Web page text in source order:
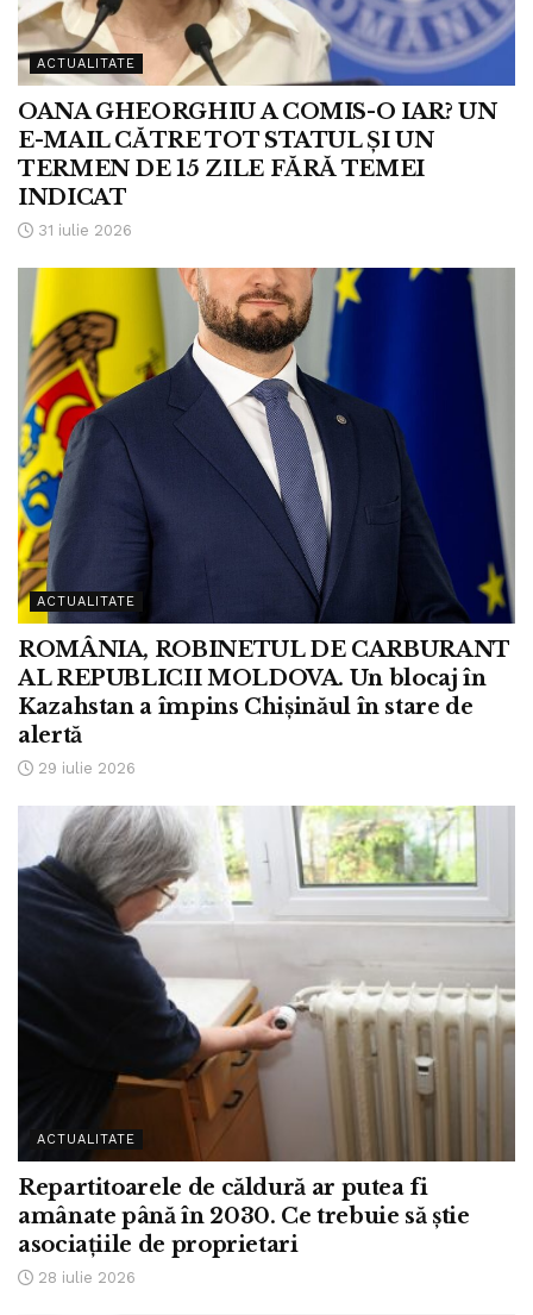
ACTUALITATE
OANA GHEORGHIU A COMIS-O IAR? UN
E-MAIL CĂTRE TOT STATUL ȘI UN
TERMEN DE 15 ZILE FĂRĂ TEMEI
INDICAT
31 iulie 2026
ACTUALITATE
ROMÂNIA, ROBINETUL DE CARBURANT
AL REPUBLICII MOLDOVA. Un blocaj în
Kazahstan a împins Chișinăul în stare de
alertă
29 iulie 2026
ACTUALITATE
Repartitoarele de căldură ar putea fi
amânate până în 2030. Ce trebuie să știe
asociațiile de proprietari
28 iulie 2026